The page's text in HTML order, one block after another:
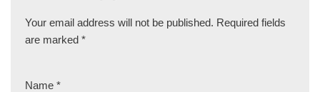
Your email address will not be published. Required fields
are marked *
Name *